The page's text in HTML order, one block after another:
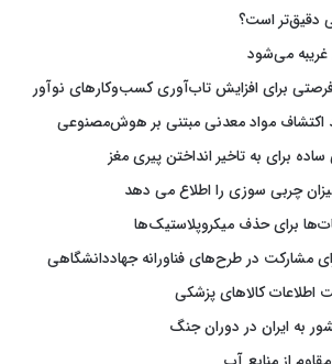
دقیق‌تر است؟
غریبه می‌شود
برای افزایش تاب‌آوری کسب‌وکارهای نوآور
اکتشاف مواد معدنی مبتنی بر هوش‌مصنوعی
ساده برای به تاخیر انداختن پیری مغز
چربی سوزی را اطلاع می دهد
برای حذف میکروپلاستیک‌ها
مشارکت در طرح‌های فناورانه جهاددانشگاهی